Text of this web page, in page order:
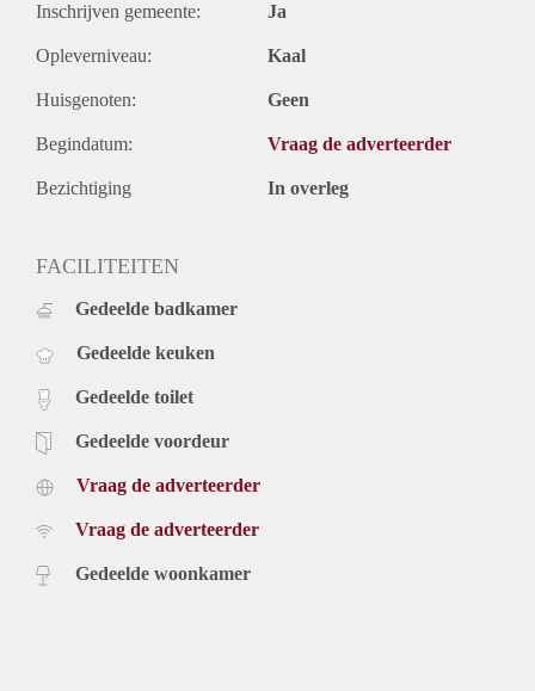
Inschrijven gemeente: Ja
Opleverniveau: Kaal
Huisgenoten: Geen
Begindatum: Vraag de adverteerder
Bezichtiging In overleg
FACILITEITEN
Gedeelde badkamer
Gedeelde keuken
Gedeelde toilet
Gedeelde voordeur
Vraag de adverteerder
Vraag de adverteerder
Gedeelde woonkamer